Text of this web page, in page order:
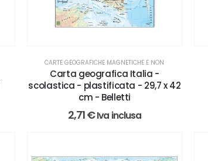
CARTE GEOGRAFICHE MAGNETICHE E NON
Carta geografica Italia -
scolastica - plastificata - 29,7 x 42
cm - Belletti
2,71€Iva inclusa